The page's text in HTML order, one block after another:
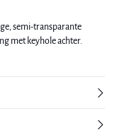
semi-transparante
met keyhole achter.